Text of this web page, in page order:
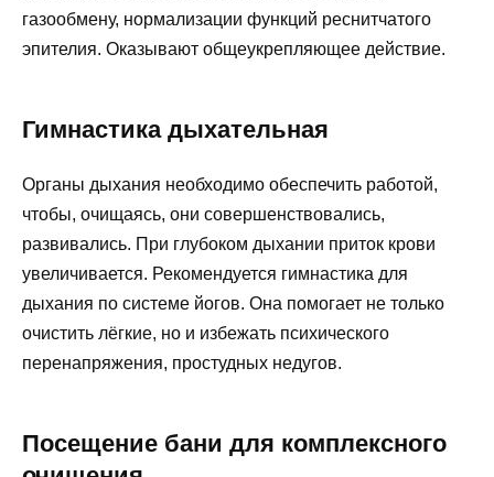
газообмену, нормализации функций реснитчатого
эпителия. Оказывают общеукрепляющее действие.
Гимнастика дыхательная
Органы дыхания необходимо обеспечить работой,
чтобы, очищаясь, они совершенствовались,
развивались. При глубоком дыхании приток крови
увеличивается. Рекомендуется гимнастика для
дыхания по системе йогов. Она помогает не только
очистить лёгкие, но и избежать психического
перенапряжения, простудных недугов.
Посещение бани для комплексного